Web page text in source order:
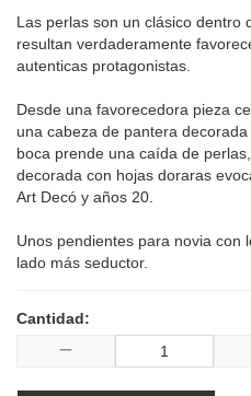
Las perlas son un clásico dentro
resultan verdaderamente
autenticas protagonistas.
Desde una favorecedora pieza
una cabeza de pantera
boca prende una caída de
decorada con hojas doraras
Art Decó y años 20.
Unos pendientes para novia con
lado más seductor.
Cantidad: